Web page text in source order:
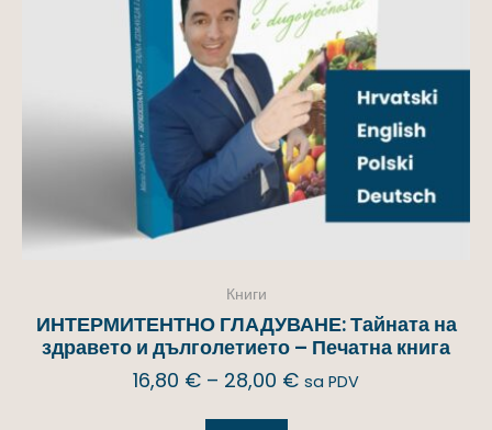
Книги
ИНТЕРМИТЕНТНО ГЛАДУВАНЕ: Тайната на
здравето и дълголетието – Печатна книга
16,80 € – 28,00 € sa PDV